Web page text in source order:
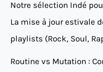
Notre sélection Indé
La mise à jour estivale
playlists (Rock, Soul,
Routine vs Mutation :